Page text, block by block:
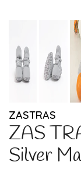
ZASTRAS
ZAS
Silver